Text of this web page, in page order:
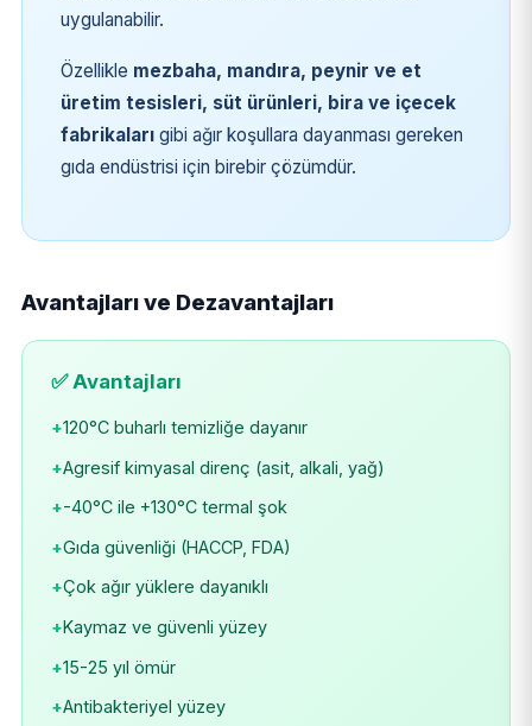
uygulanabilir.
Özellikle mezbaha, mandıra, peynir ve et
üretim tesisleri, süt ürünleri, bira ve içecek
fabrikalarıgibi ağır koşullara dayanması gereken
gıda endüstrisi için birebir çözümdür.
Avantajları ve Dezavantajları
✅ Avantajları
+120°C buharlı temizliğe dayanır
+Agresif kimyasal direnç (asit, alkali, yağ)
+-40°C ile +130°C termal şok
+Gıda güvenliği (HACCP, FDA)
+Çok ağır yüklere dayanıklı
+Kaymaz ve güvenli yüzey
+15-25 yıl ömür
+Antibakteriyel yüzey